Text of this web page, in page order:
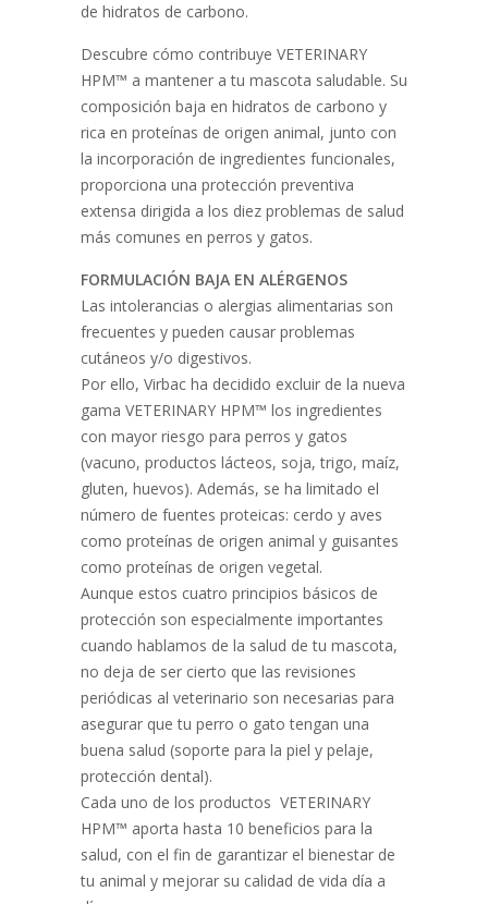
de hidratos de carbono.
Descubre cómo contribuye VETERINARY
HPM™ a mantener a tu mascota saludable. Su
composición baja en hidratos de carbono y
rica en proteínas de origen animal, junto con
la incorporación de ingredientes funcionales,
proporciona una protección preventiva
extensa dirigida a los diez problemas de salud
más comunes en perros y gatos.
FORMULACIÓN BAJA EN ALÉRGENOS
Las intolerancias o alergias alimentarias son
frecuentes y pueden causar problemas
cutáneos y/o digestivos.
Por ello, Virbac ha decidido excluir de la nueva
gama VETERINARY HPM™ los ingredientes
con mayor riesgo para perros y gatos
(vacuno, productos lácteos, soja, trigo, maíz,
gluten, huevos). Además, se ha limitado el
número de fuentes proteicas: cerdo y aves
como proteínas de origen animal y guisantes
como proteínas de origen vegetal.
Aunque estos cuatro principios básicos de
protección son especialmente importantes
cuando hablamos de la salud de tu mascota,
no deja de ser cierto que las revisiones
periódicas al veterinario son necesarias para
asegurar que tu perro o gato tengan una
buena salud (soporte para la piel y pelaje,
protección dental).
Cada uno de los productos VETERINARY
HPM™ aporta hasta 10 beneficios para la
salud, con el fin de garantizar el bienestar de
tu animal y mejorar su calidad de vida día a